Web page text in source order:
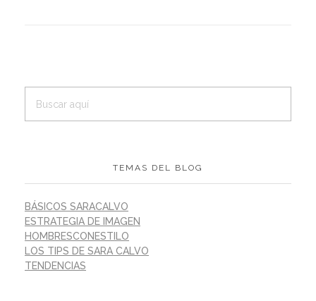
TEMAS DEL BLOG
BÁSICOS SARACALVO
ESTRATEGIA DE IMAGEN
HOMBRESCONESTILO
LOS TIPS DE SARA CALVO
TENDENCIAS